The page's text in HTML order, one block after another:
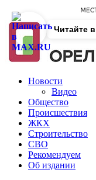
Новости
Видео
Общество
Происшествия
ЖКХ
Строительство
СВО
Рекомендуем
Об издании
Читайте